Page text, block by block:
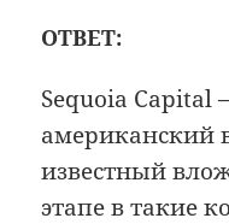
ОТВЕТ:
Sequoia Capital
американский
известный
этапе в такие